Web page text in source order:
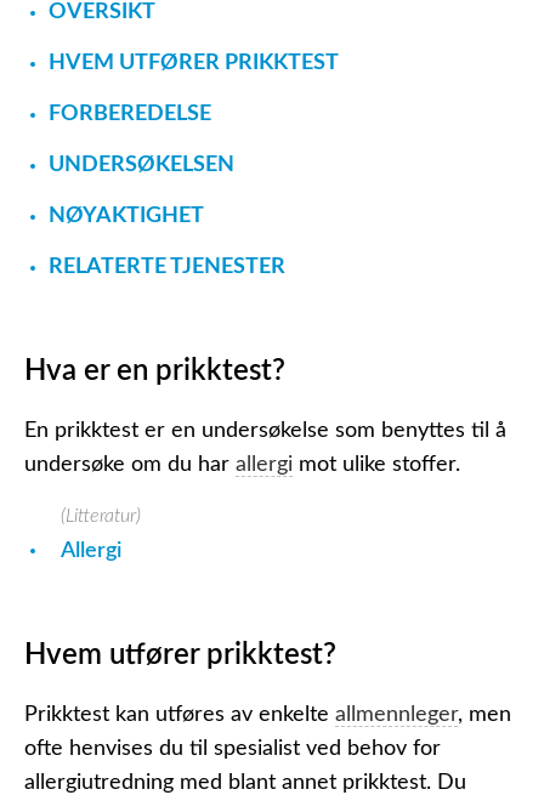
OVERSIKT
HVEM UTFØRER PRIKKTEST
FORBEREDELSE
UNDERSØKELSEN
NØYAKTIGHET
RELATERTE TJENESTER
Hva er en prikktest?
En prikktest er en undersøkelse som benyttes til å
undersøke om du har allergi mot ulike stoffer.
(Litteratur)
Allergi
Hvem utfører prikktest?
Prikktest kan utføres av enkelte allmennleger, men
ofte henvises du til spesialist ved behov for
allergiutredning med blant annet prikktest. Du